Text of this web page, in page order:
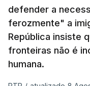
defender a
ferozmente" a
República insiste
fronteiras não é
humana.